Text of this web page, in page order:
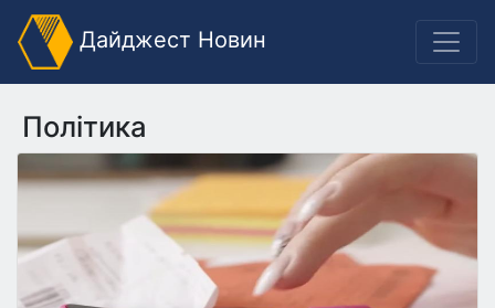
Дайджест Новин
Політика